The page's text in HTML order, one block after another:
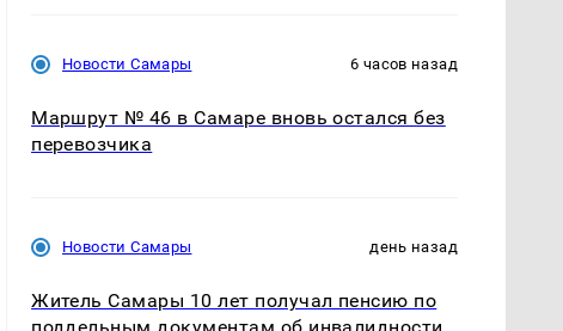
Новости Самары 6 часов назад
Маршрут № 46 в Самаре вновь остался без
перевозчика
Новости Самары день назад
Житель Самары 10 лет получал пенсию по